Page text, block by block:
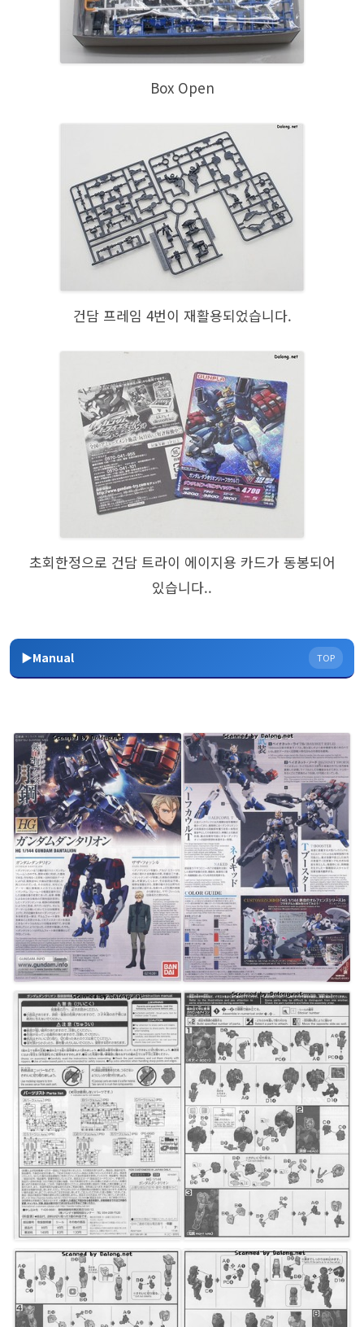
Box Open
건담 프레임 4번이 재활용되었습니다.
초회한정으로 건담 트라이 에이지용 카드가 동봉되어
있습니다..
▶Manual TOP